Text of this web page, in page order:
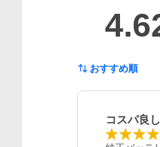
おすすめ順
コスパ良